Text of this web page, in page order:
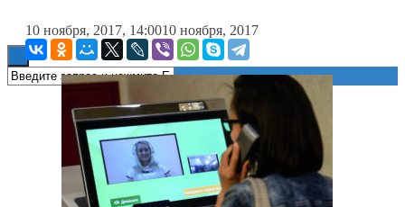
10 ноября, 2017, 14:0010 ноября, 2017